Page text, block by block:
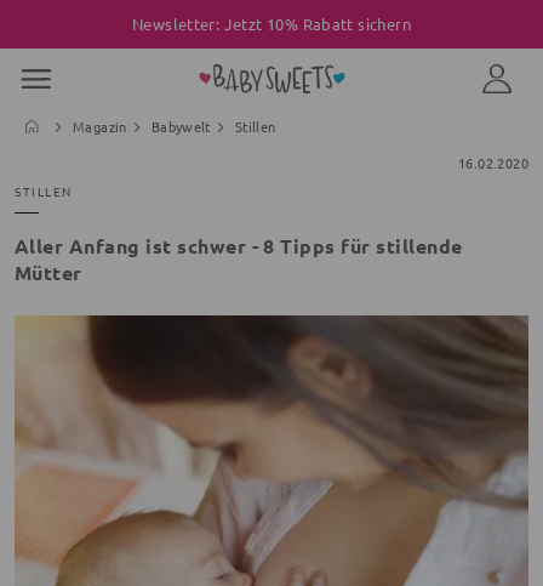
Newsletter: Jetzt 10% Rabatt sichern
Magazin Babywelt
Stillen
16.02.2020
STILLEN
Aller Anfang ist schwer - 8 Tipps für stillende
Mütter